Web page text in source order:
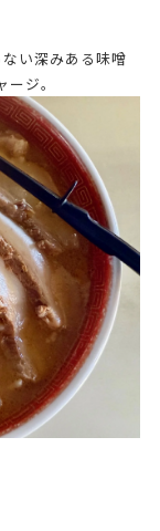
い深みある味噌
ジ。